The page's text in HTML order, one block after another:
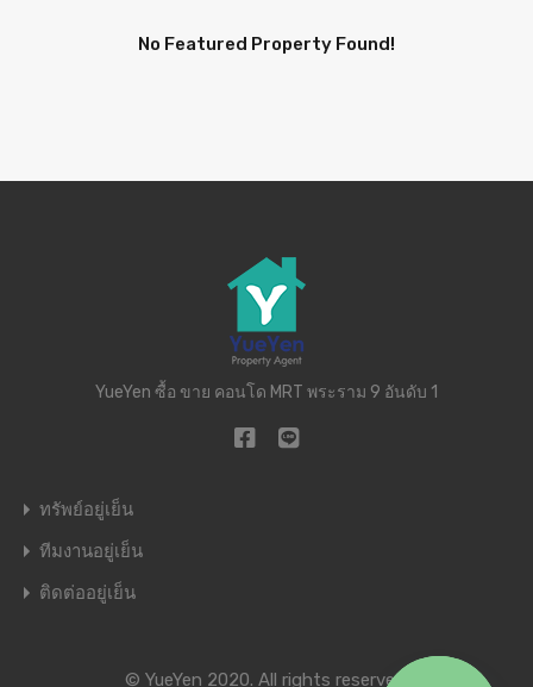
No Featured Property Found!
YueYen ซื้อ ขาย คอนโด MRT พระราม 9 อันดับ 1
ทรัพย์อยู่เย็น
ทีมงานอยู่เย็น
ติดต่ออยู่เย็น
© YueYen 2020. All rights reserved.